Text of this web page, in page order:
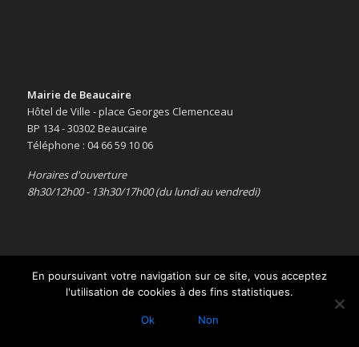
Mairie de Beaucaire
Hôtel de Ville - place Georges Clemenceau
BP 134 - 30302 Beaucaire
Téléphone : 04 66 59 10 06
Horaires d'ouverture
8h30/12h00 - 13h30/17h00 (du lundi au vendredi)
Copyright © 2016 -Le site officiel de la ville de Beaucaire-Mentions
En poursuivant votre navigation sur ce site, vous acceptez
l'utilisation de cookies à des fins statistiques.
Ok Non